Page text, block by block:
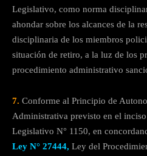
Legislativo, como norma
ahondar sobre los alcances de la
disciplinaria de los miembros
situación de retiro, a la luz de los
procedimiento administrativo
7. Conforme al Principio de
Administrativa previsto en el
Legislativo N° 1150, en
Ley N° 27444, Ley del